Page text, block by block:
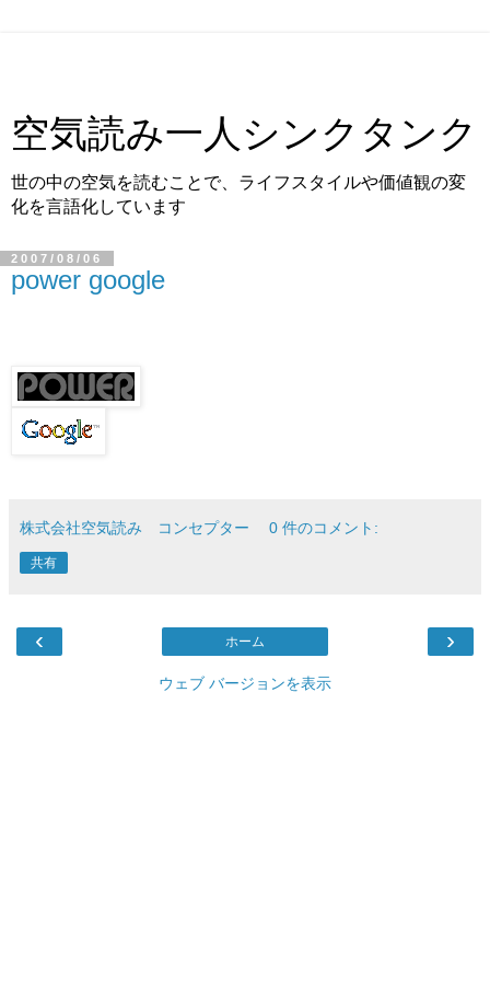
空気読み一人シンクタンク
世の中の空気を読むことで、ライフスタイルや価値観の変
化を言語化しています
2007/08/06
power google
株式会社空気読み コンセプター 0 件のコメント:
共有
‹ ›
ホーム
ウェブ バージョンを表示